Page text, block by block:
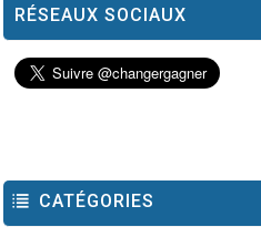
RÉSEAUX SOCIAUX
CATÉGORIES